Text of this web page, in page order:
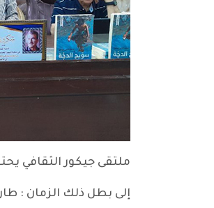
ملتقى جيكور الثقافي يحتفي
إلى بطل ذلك الزمان :